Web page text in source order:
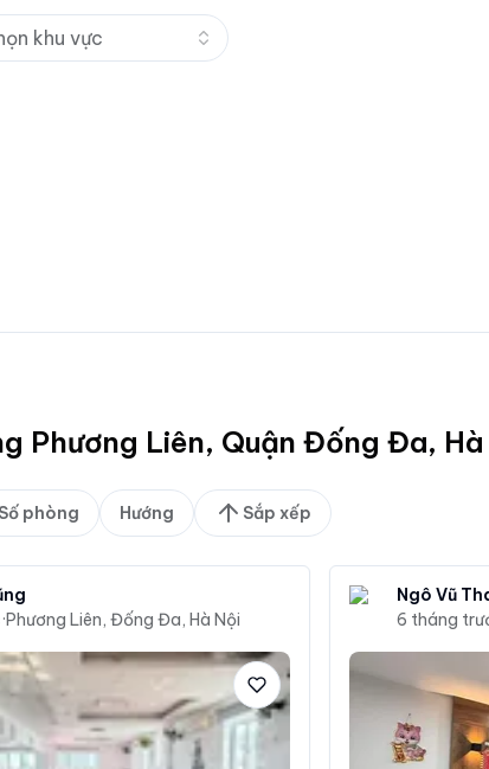
khu vực Nhấn để mở danh sách các
Phương Liên, Quận Đống Đa,
Số phòng Hướng Sắp xếp
·Phương Liên, Đống Đa, Hà Nội
Ngô Vũ
6 tháng